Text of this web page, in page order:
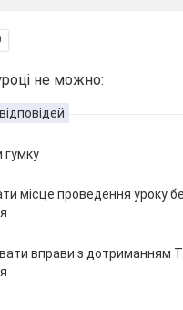
не можно:
гумку
місце проведення уроку
вправи з дотриманням